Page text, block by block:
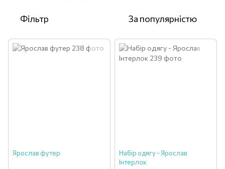
Фільтр За популярністю
Ярослав футер
Набір одягу - Ярослав
Інтерлок